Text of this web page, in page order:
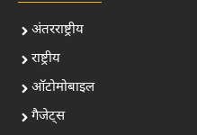
अंतरराष्ट्रीय
राष्ट्रीय
ऑटोमोबाइल
गैजेट्स